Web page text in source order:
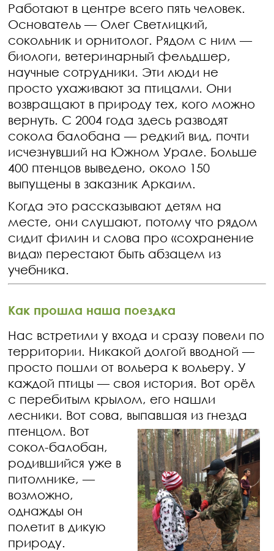
Работают в центре всего пять человек.
Основатель — Олег Светлицкий,
сокольник и орнитолог. Рядом с ним —
биологи, ветеринарный фельдшер,
научные сотрудники. Эти люди не
просто ухаживают за птицами. Они
возвращают в природу тех, кого можно
вернуть. С 2004 года здесь разводят
сокола балобана — редкий вид, почти
исчезнувший на Южном Урале. Больше
400 птенцов выведено, около 150
выпущены в заказник Аркаим.
Когда это рассказывают детям на
месте, они слушают, потому что рядом
сидит филин и слова про «сохранение
вида» перестают быть абзацем из
учебника.
Как прошла наша поездка
Нас встретили у входа и сразу повели по
территории. Никакой долгой вводной —
просто пошли от вольера к вольеру. У
каждой птицы — своя история. Вот орёл
с перебитым крылом, его нашли
лесники. Вот сова, выпавшая из гнезда
птенцом. Вот
сокол-балобан,
родившийся уже в
питомнике, —
возможно,
однажды он
полетит в дикую
природу.